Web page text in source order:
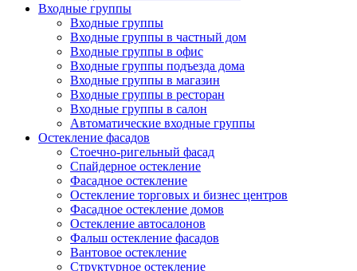
Входные группы
Входные группы
Входные группы в частный дом
Входные группы в офис
Входные группы подъезда дома
Входные группы в магазин
Входные группы в ресторан
Входные группы в салон
Автоматические входные группы
Остекление фасадов
Стоечно-ригельный фасад
Спайдерное остекление
Фасадное остекление
Остекление торговых и бизнес центров
Фасадное остекление домов
Остекление автосалонов
Фальш остекление фасадов
Вантовое остекление
Структурное остекление